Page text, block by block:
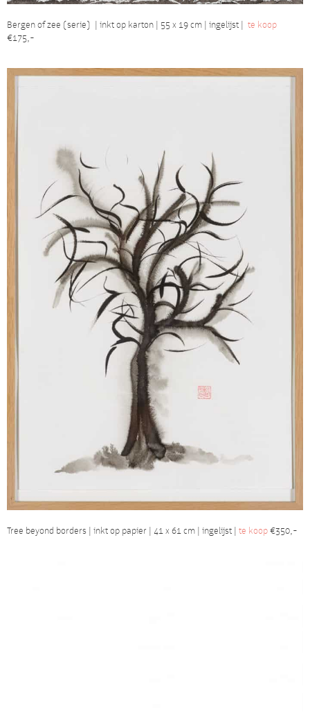
Bergen of zee (serie) | inkt op karton | 55 x 19 cm | ingelijst | te koop
€175,-
Tree beyond borders | inkt op papier | 41 x 61 cm | ingelijst | te koop€350,-